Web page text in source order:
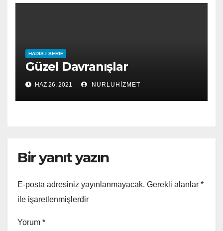
HADIS-I ŞERIF
Güzel Davranışlar
HAZ 26, 2021 NURLUHIZMET
Bir yanıt yazın
E-posta adresiniz yayınlanmayacak. Gerekli alanlar *
ile işaretlenmişlerdir
Yorum *